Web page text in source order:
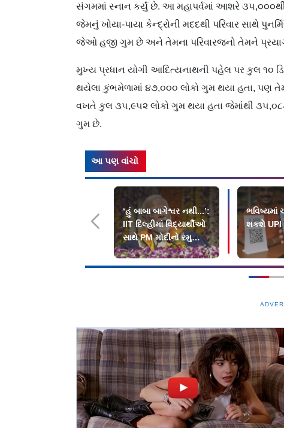
સંગમમાં સ્નાન કર્યું છે. આ મહાપર્વમાં આશરે ૩૫,૦૦૦થી
જેમનું ખોયા-પાયા કેન્દ્રોની મદદથી પરિવાર સાથે
જેઓ હજી ગુમ છે અને તેમના પરિવારજનો તેમને
મુખ્ય પ્રધાન યોગી આદિત્યનાથની પહેલ પર કુલ ૧૦
થયેલા કુંભમેળામાં ૪૭,૦૦૦ લોકો ગુમ થયા હતા, પણ
વખતે કુલ ૩૫,૯૫૨ લોકો ગુમ થયા હતા જેમાંથી
ગુમ છે.
આ પણ વાંચો
‘હું બાબા બાગેશ્વર નથી...’:
IIT દિલ્હીમાં વિદ્યાર્થીઓ
સાથે PM મોદીનો રમુજી
સંવાદ
ભવિષ્યમાં
શકશે UPI